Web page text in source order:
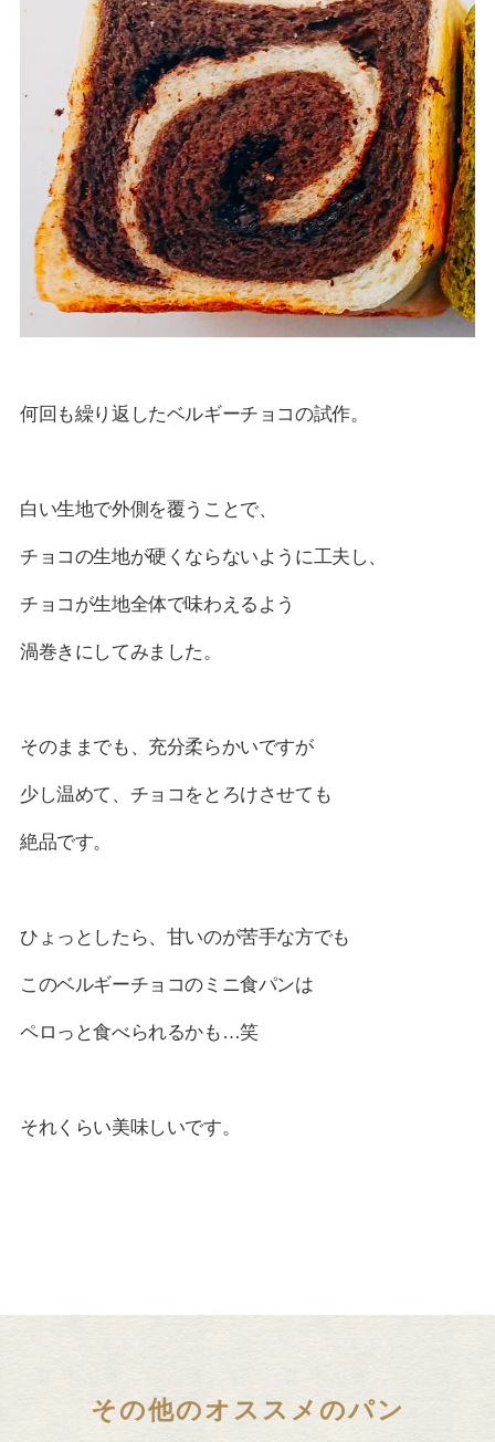
何回も繰り返したベルギーチョコの試作。
白い生地で外側を覆うことで、
チョコの生地が硬くならないように工夫し、
チョコが生地全体で味わえるよう
渦巻きにしてみました。
そのままでも、充分柔らかいですが
少し温めて、チョコをとろけさせても
絶品です。
ひょっとしたら、甘いのが苦手な方でも
このベルギーチョコのミニ食パンは
ペロっと食べられるかも…笑
それくらい美味しいです。
その他のオススメのパン